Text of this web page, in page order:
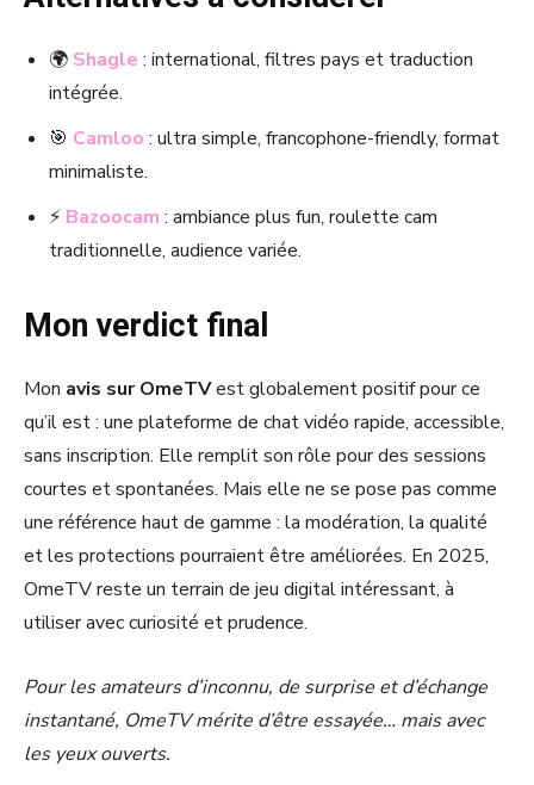
🌍 Shagle : international, filtres pays et traduction
intégrée.
🎯 Camloo : ultra simple, francophone-friendly, format
minimaliste.
⚡ Bazoocam : ambiance plus fun, roulette cam
traditionnelle, audience variée.
Mon verdict final
Mon avis sur OmeTVest globalement positif pour ce
qu’il est : une plateforme de chat vidéo rapide, accessible,
sans inscription. Elle remplit son rôle pour des sessions
courtes et spontanées. Mais elle ne se pose pas comme
une référence haut de gamme : la modération, la qualité
et les protections pourraient être améliorées. En 2025,
OmeTV reste un terrain de jeu digital intéressant, à
utiliser avec curiosité et prudence.
Pour les amateurs d’inconnu, de surprise et d’échange
instantané, OmeTV mérite d’être essayée… mais avec
les yeux ouverts.